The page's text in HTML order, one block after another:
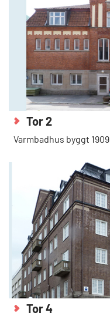
Tor 2
Varmbadhus byggt 1909
Tor 4